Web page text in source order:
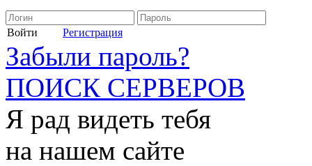
Войти Регистрация
Забыли пароль?
ПОИСК СЕРВЕРОВ
Я рад видеть тебя
на нашем сайте